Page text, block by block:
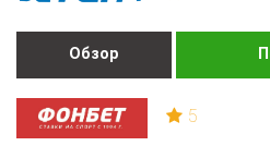
Обзор
5